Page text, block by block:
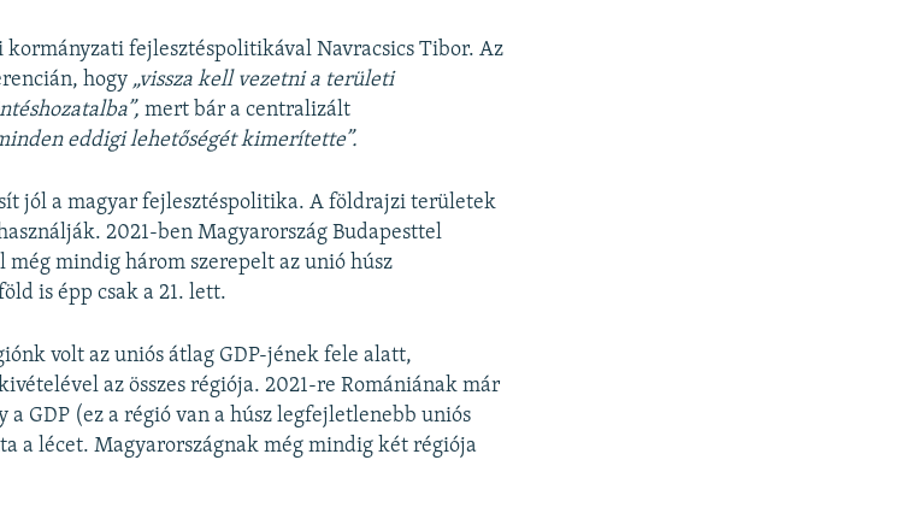
kormányzati fejlesztéspolitikával Navracsics Tibor. Az
hogy „vissza kell vezetni a területi
mert bár a centralizált
eddigi lehetőségét kimerítette”.
jól a magyar fejlesztéspolitika. A földrajzi területek
2021-ben Magyarország Budapesttel
mindig három szerepelt az unió húsz
is épp csak a 21. lett.
volt az uniós átlag GDP-jének fele alatt,
az összes régiója. 2021-re Romániának már
a GDP (ez a régió van a húsz legfejletlenebb uniós
a lécet. Magyarországnak még mindig két régiója